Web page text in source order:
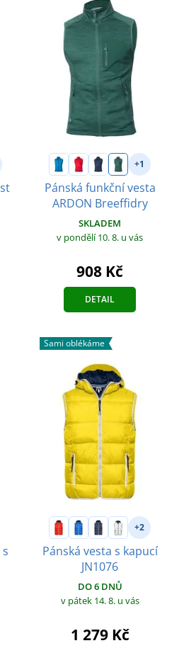
+1
Pánská funkční vesta
ARDON Breeffidry
SKLADEM
v pondělí 10. 8. u vás
908 Kč
DETAIL
Sami oblékáme
+2
Pánská vesta s kapucí
JN1076
DO 6 DNŮ
v pátek 14. 8. u vás
1 279 Kč